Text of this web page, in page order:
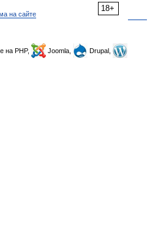
18+
на сайте
на PHP, Joomla,
Drupal,